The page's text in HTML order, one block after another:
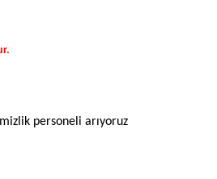
personeli arıyoruz